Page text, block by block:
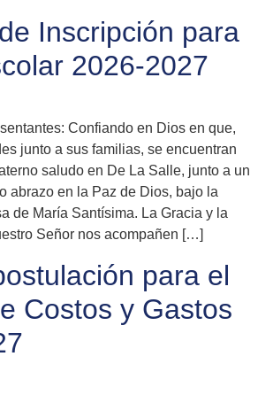
Inscripción para
2026-2027
Confiando en Dios en que,
junto a sus familias, se encuentran
saludo en De La Salle, junto a un
abrazo en la Paz de Dios, bajo la
de María Santísima. La Gracia y la
Señor nos acompañen […]
para el
Costos y Gastos